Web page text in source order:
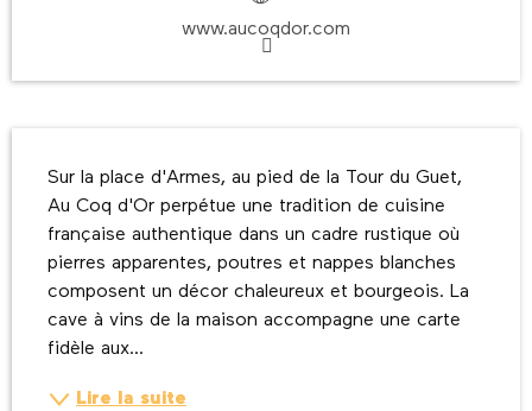
www.aucoqdor.com
Sur la place d'Armes, au pied de la Tour du Guet,
Au Coq d'Or perpétue une tradition de cuisine
française authentique dans un cadre rustique où
pierres apparentes, poutres et nappes blanches
composent un décor chaleureux et bourgeois. La
cave à vins de la maison accompagne une carte
fidèle aux...
Lire la suite